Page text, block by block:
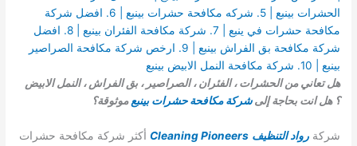
الحشرات بينبع | 5. شركه مكافحة حشرات بينبع | 6. افضل شركة
مكافحة حشرات في ينبع | 7. شركة مكافحة الفئران بينبع | 8. افضل
شركة مكافحة بق الفراش بينبع | 9. ارخص شركة مكافحة الصراصير
بينبع | 10. شركة مكافحة النمل الابيض بينبع
هل تعاني من الحشرات ، الفئران ، الصراصير ، بق الفراش ، النمل الابيض
؟ هل انت بحاجة إلىشركة مكافحة حشرات بينبعموثوقة؟
شركةرواد التنظيف Cleaning Pioneers أكثر شركة مكافحة حشرات